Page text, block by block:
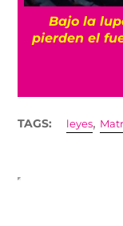
Bajo la
pierden el
TAGS: leyes,